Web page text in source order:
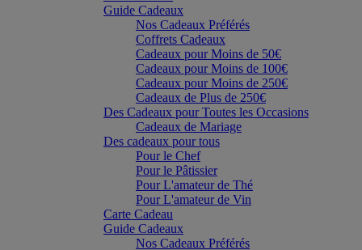
Guide Cadeaux
Nos Cadeaux Préférés
Coffrets Cadeaux
Cadeaux pour Moins de 50€
Cadeaux pour Moins de 100€
Cadeaux pour Moins de 250€
Cadeaux de Plus de 250€
Des Cadeaux pour Toutes les Occasions
Cadeaux de Mariage
Des cadeaux pour tous
Pour le Chef
Pour le Pâtissier
Pour L'amateur de Thé
Pour L'amateur de Vin
Carte Cadeau
Guide Cadeaux
Nos Cadeaux Préférés